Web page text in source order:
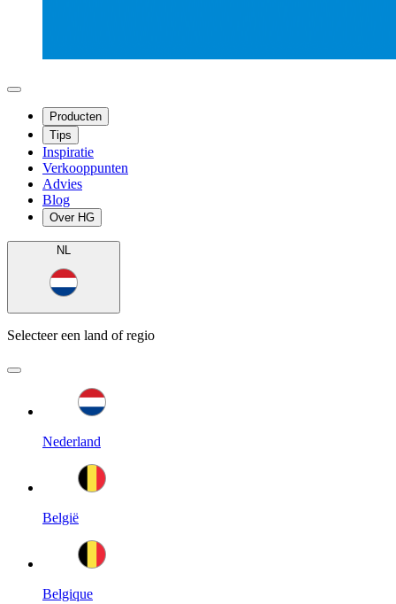
Producten
Tips
Inspiratie
Verkooppunten
Advies
Blog
Over HG
NL
Selecteer een land of regio
Nederland
België
Belgique